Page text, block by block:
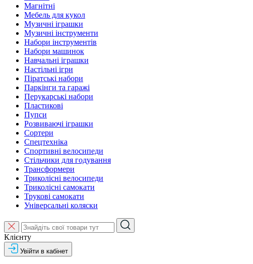
Магнітні
Мебель для кукол
Музичні іграшки
Музичні інструменти
Набори інструментів
Набори машинок
Навчальні іграшки
Настільні ігри
Піратські набори
Паркінги та гаражі
Перукарські набори
Пластикові
Пупси
Розвиваючі іграшки
Сортери
Спецтехніка
Спортивні велосипеди
Стільчики для годування
Трансформери
Триколісні велосипеди
Триколісні самокати
Трукові самокати
Універсальні коляски
Клієнту
Увійти в кабінет